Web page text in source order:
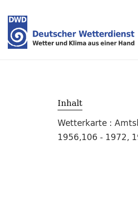
Inhalt
Wetterkarte :
1956,106 - 1972,